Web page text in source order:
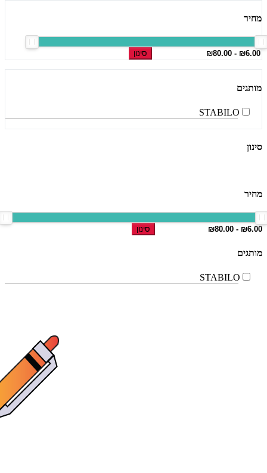
מחיר
סינון
מותגים
STABILO
סינון
מחיר
סינון
מותגים
STABILO